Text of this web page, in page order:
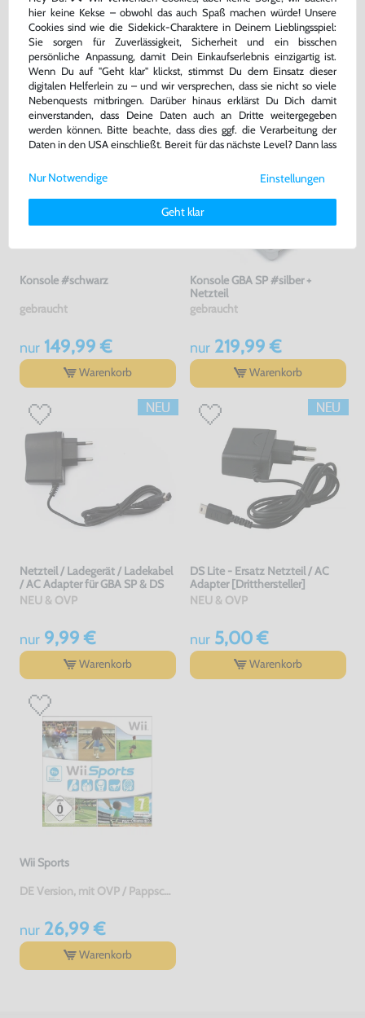
DAS HABEN ANDERE DAZU
GEKAUFT
Konsole #schwarz
gebraucht
nur149,99 €
Warenkorb
Konsole GBA SP #silber +
Netzteil
gebraucht
nur219,99 €
Warenkorb
Netzteil / Ladegerät / Ladekabel
/ AC Adapter für GBA SP & DS
NEU & OVP
nur9,99 €
Warenkorb
DS Lite - Ersatz Netzteil / AC
Adapter [Dritthersteller]
NEU & OVP
nur5,00 €
Warenkorb
Wii Sports
DE Version, mit OVP / Pappschuber, gebraucht
nur26,99 €
Warenkorb
hier keine Kekse – obwohl das auch Spaß machen würde! Unsere
Cookies sind wie die Sidekick-Charaktere in Deinem Lieblingsspiel:
Sie sorgen für Zuverlässigkeit, Sicherheit und ein bisschen
persönliche Anpassung, damit Dein Einkaufserlebnis einzigartig ist.
Wenn Du auf "Geht klar" klickst, stimmst Du dem Einsatz dieser
digitalen Helferlein zu – und wir versprechen, dass sie nicht so viele
Nebenquests mitbringen. Darüber hinaus erklärst Du Dich damit
einverstanden, dass Deine Daten auch an Dritte weitergegeben
werden können. Bitte beachte, dass dies ggf. die Verarbeitung der
Daten in den USA einschließt. Bereit für das nächste Level? Dann lass
Weitere Informationen zu den von uns verwendeten Cookies und
Deinen Rechten als Nutzer findest Du in unsererDaten­schutz­
Impressum.
Einstellungen
Geht klar
Nur Notwendige